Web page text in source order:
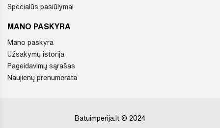
Specialūs pasiūlymai
MANO PASKYRA
Mano paskyra
Užsakymų istorija
Pageidavimų sąrašas
Naujienų prenumerata
Batuimperija.lt © 2024